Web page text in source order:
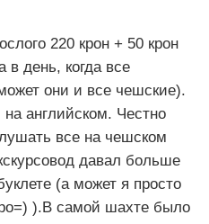
220 крон + 50 крон
в день, когда все
они и все чешские).
английском. Честно
все на чешском
давал больше
(а может я просто
).В самой шахте было